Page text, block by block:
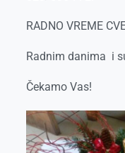
RADNO VREME
Radnim danima i
Čekamo Vas!